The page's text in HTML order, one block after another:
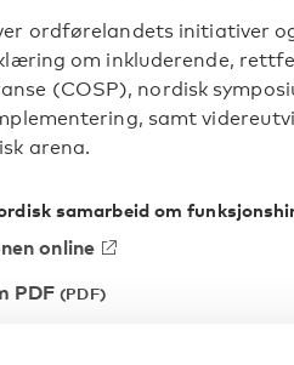
ordførelandets initiativer
om inkluderende,
(COSP), nordisk
samt
arena.
samarbeid om
online
PDF